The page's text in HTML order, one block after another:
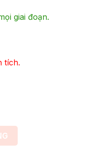
giai đoạn.
tích.